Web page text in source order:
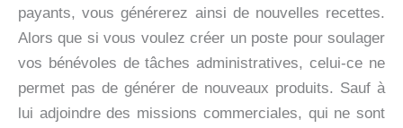
payants, vous générerez ainsi de nouvelles recettes.
Alors que si vous voulez créer un poste pour soulager
vos bénévoles de tâches administratives, celui-ce ne
permet pas de générer de nouveaux produits. Sauf à
lui adjoindre des missions commerciales, qui ne sont